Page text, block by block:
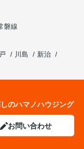
磐線
川島
新治
のハマノハウジング
お問い合わせ